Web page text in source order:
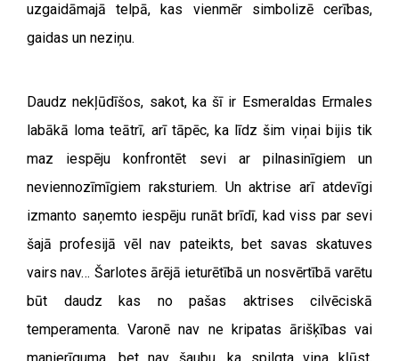
uzgaidāmajā telpā, kas vienmēr simbolizē cerības,
gaidas un neziņu.
Daudz nekļūdīšos, sakot, ka šī ir Esmeraldas Ermales
labākā loma teātrī, arī tāpēc, ka līdz šim viņai bijis tik
maz iespēju konfrontēt sevi ar pilnasinīgiem un
neviennozīmīgiem raksturiem. Un aktrise arī atdevīgi
izmanto saņemto iespēju runāt brīdī, kad viss par sevi
šajā profesijā vēl nav pateikts, bet savas skatuves
vairs nav… Šarlotes ārējā ieturētībā un nosvērtībā varētu
būt daudz kas no pašas aktrises cilvēciskā
temperamenta. Varonē nav ne kripatas ārišķības vai